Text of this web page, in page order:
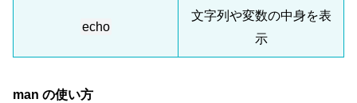
echo
文字列や変数の中身を表
示
man の使い方